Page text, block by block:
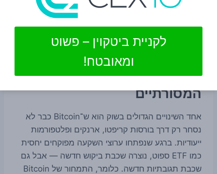
בינלאומית. לכן גם הנתונים היומיים סביב אותן קרנות
מנותק מהמוצרים הפיננסיים
המסורתיים
אחד השינויים הגדולים בשוק הוא ש־Bitcoin כבר לא
נסחר רק דרך בורסות קריפטו, ארנקים ופלטפורמות
ייעודיות. ברגע שנפתחו ערוצי השקעה מפוקחים יחסית
כמו ETF ספוט, נוצרה שכבת ביקוש חדשה — אבל גם
שכבת תגובתיות חדשה. כלומר, התמחור של Bitcoin
לקניית ביטקוין – פשוט
ומאובטח!